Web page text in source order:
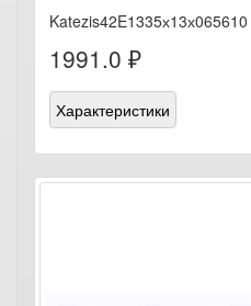
Katezis42E1335х13х065610
1991.0 ₽
Характеристики